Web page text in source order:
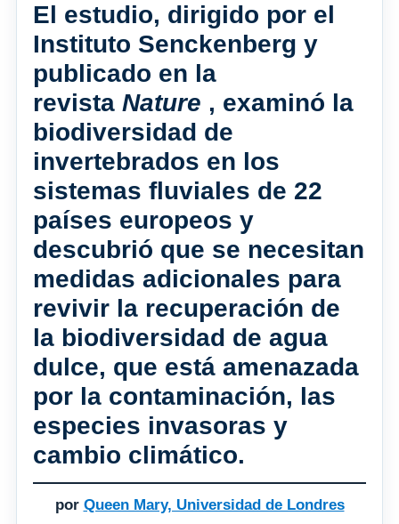
El estudio, dirigido por el
Instituto Senckenberg y
publicado en la
revista Nature , examinó la
biodiversidad de
invertebrados en los
sistemas fluviales de 22
países europeos y
descubrió que se necesitan
medidas adicionales para
revivir la recuperación de
la biodiversidad de agua
dulce, que está amenazada
por la contaminación, las
especies invasoras y
cambio climático.
por Queen Mary, Universidad de Londres